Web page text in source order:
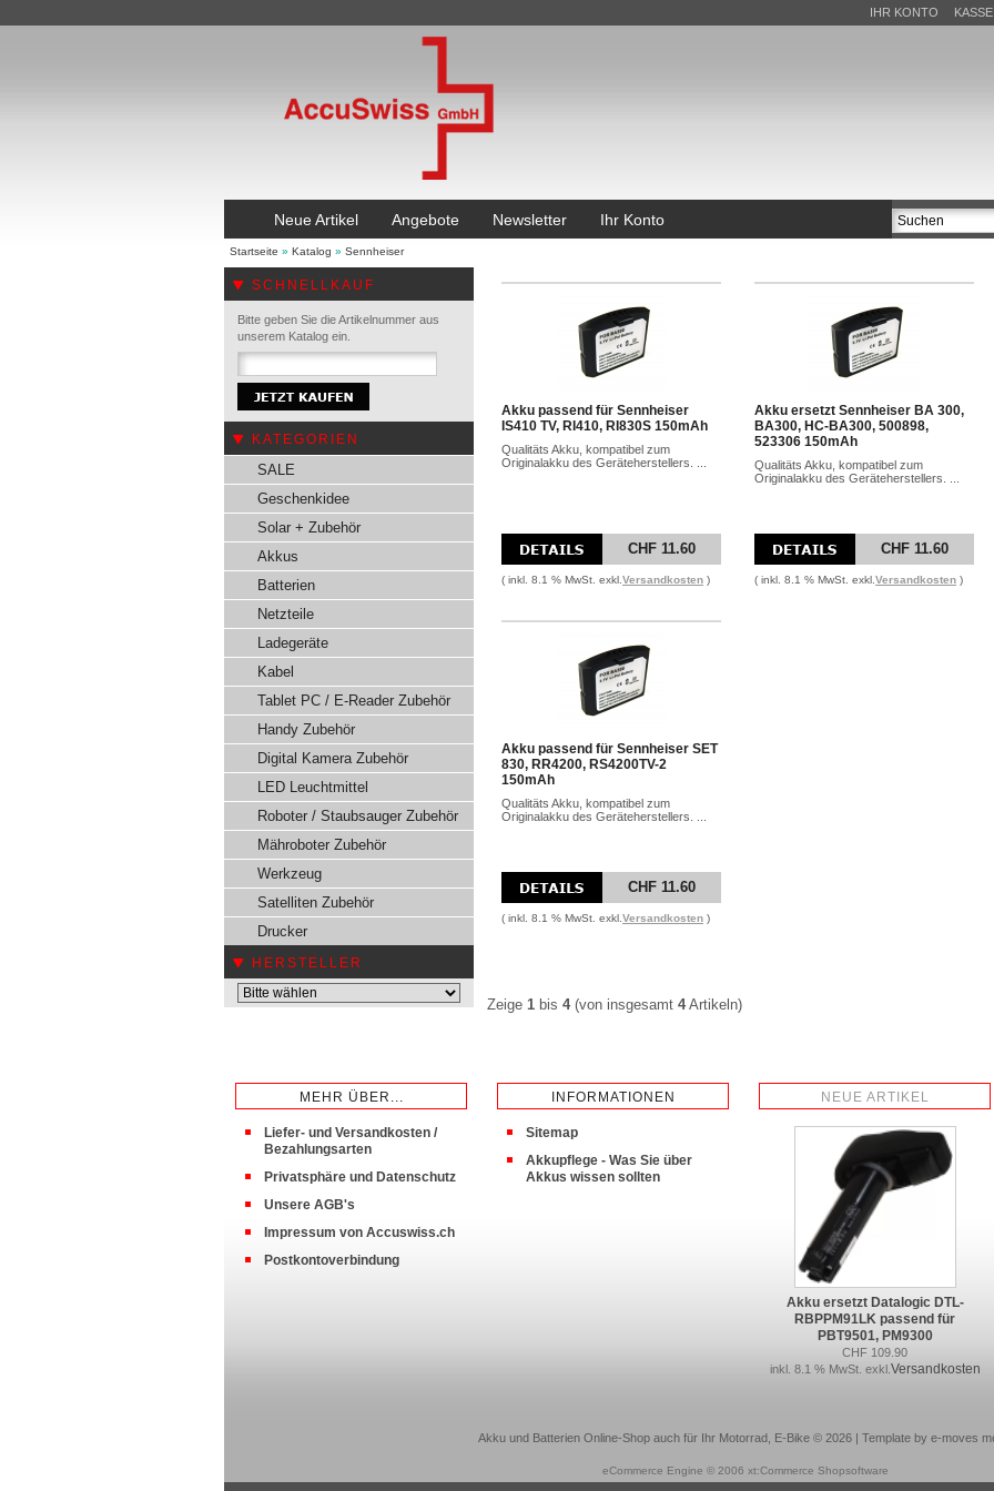
IHR KONTO KASSE
Neue Artikel Angebote Newsletter Ihr Konto
Startseite » Katalog » Sennheiser
SCHNELLKAUF
Bitte geben Sie die Artikelnummer aus
unserem Katalog ein.
KATEGORIEN
SALE
Geschenkidee
Solar + Zubehör
Akkus
Batterien
Netzteile
Ladegeräte
Kabel
Tablet PC / E-Reader Zubehör
Handy Zubehör
Digital Kamera Zubehör
LED Leuchtmittel
Roboter / Staubsauger Zubehör
Mähroboter Zubehör
Werkzeug
Satelliten Zubehör
Drucker
HERSTELLER
Akku passend für Sennheiser
IS410 TV, RI410, RI830S 150mAh
Qualitäts Akku, kompatibel zum
Originalakku des Geräteherstellers. ...
CHF 11.60
( inkl. 8.1 % MwSt. exkl. Versandkosten )
Akku ersetzt Sennheiser BA 300,
BA300, HC-BA300, 500898,
523306 150mAh
Qualitäts Akku, kompatibel zum
Originalakku des Geräteherstellers. ...
CHF 11.60
( inkl. 8.1 % MwSt. exkl. Versandkosten )
Akku passend für Sennheiser SET
830, RR4200, RS4200TV-2
150mAh
Qualitäts Akku, kompatibel zum
Originalakku des Geräteherstellers. ...
CHF 11.60
( inkl. 8.1 % MwSt. exkl. Versandkosten )
Zeige 1 bis 4(von insgesamt 4Artikeln)
MEHR ÜBER...
Liefer- und Versandkosten /
Bezahlungsarten
Privatsphäre und Datenschutz
Unsere AGB's
Impressum von Accuswiss.ch
Postkontoverbindung
INFORMATIONEN
Sitemap
Akkupflege - Was Sie über
Akkus wissen sollten
NEUE ARTIKEL
Akku ersetzt Datalogic DTL-
RBPPM91LK passend für
PBT9501, PM9300
CHF 109.90
inkl. 8.1 % MwSt. exkl. Versandkosten
Akku und Batterien Online-Shop auch für Ihr Motorrad, E-Bike © 2026 | Template by e-moves
eCommerce Engine © 2006 xt:Commerce Shopsoftware